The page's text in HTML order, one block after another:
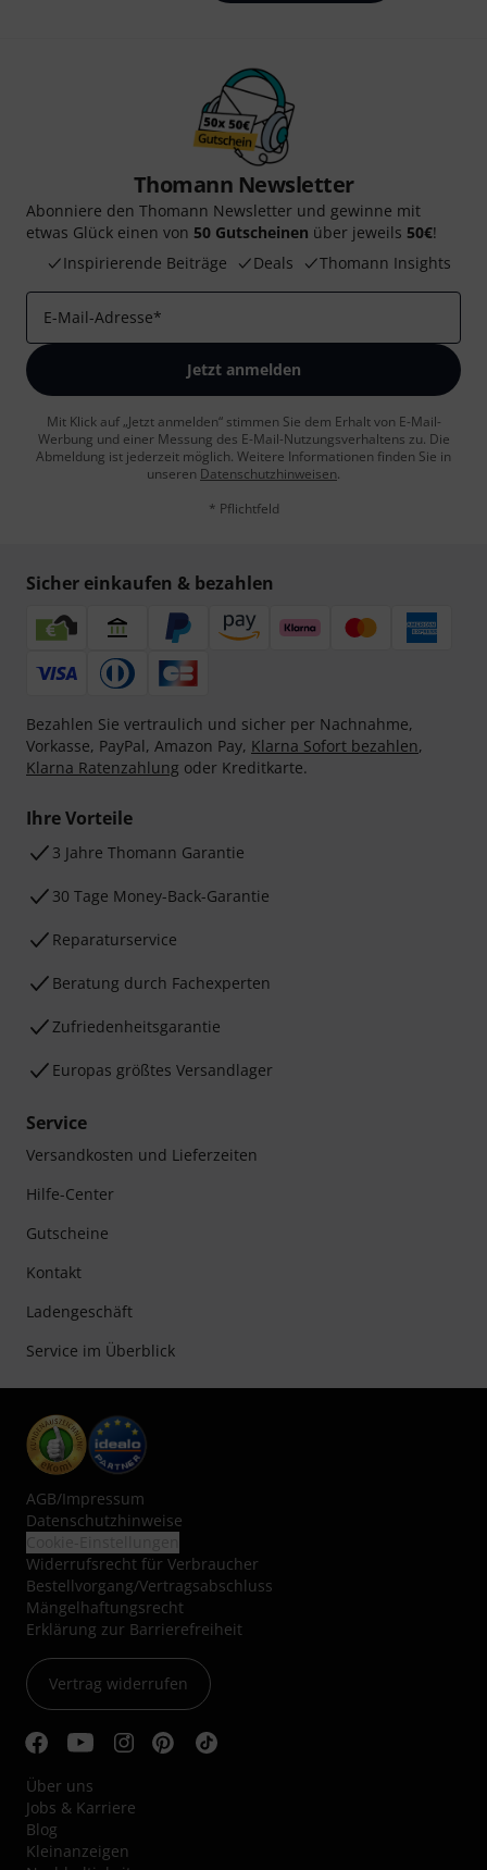
Thomann Newsletter
Abonniere den Thomann Newsletter und gewinne mit
etwas Glück einen von 50 Gutscheinen über jeweils 50€!
Inspirierende Beiträge
Deals Thomann Insights
E-Mail-Adresse*
Jetzt anmelden
Mit Klick auf „Jetzt anmelden“ stimmen Sie dem Erhalt von E-Mail-
Werbung und einer Messung des E-Mail-Nutzungsverhaltens zu. Die
Abmeldung ist jederzeit möglich. Weitere Informationen finden Sie in
unseren Datenschutzhinweisen.
* Pflichtfeld
Sicher einkaufen & bezahlen
Bezahlen Sie vertraulich und sicher per Nachnahme,
Vorkasse, PayPal, Amazon Pay, Klarna Sofort bezahlen,
Klarna Ratenzahlung oder Kreditkarte.
Ihre Vorteile
3 Jahre Thomann Garantie
30 Tage Money-Back-Garantie
Reparaturservice
Beratung durch Fachexperten
Zufriedenheitsgarantie
Europas größtes Versandlager
Service
Versandkosten und Lieferzeiten
Hilfe-Center
Gutscheine
Kontakt
Ladengeschäft
Service im Überblick
AGB/Impressum
Datenschutzhinweise
Widerrufsrecht für Verbraucher
Bestellvorgang/Vertragsabschluss
Mängelhaftungsrecht
Erklärung zur Barrierefreiheit
Vertrag widerrufen
Über uns
Jobs & Karriere
Blog
Kleinanzeigen